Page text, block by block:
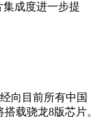
成度进一步提
向目前所有中国
载骁龙8版芯片。